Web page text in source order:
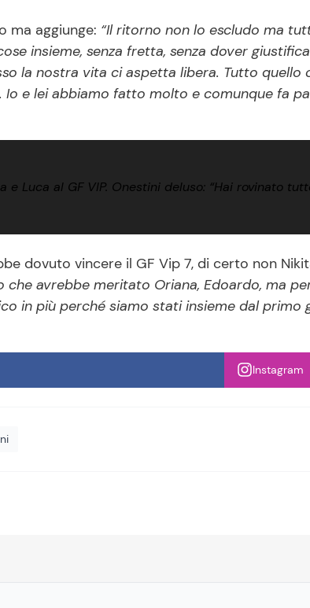
ma aggiunge: “Il ritorno non lo escludo ma
insieme, senza fretta, senza dover
la nostra vita ci aspetta libera. Tutto quello
Io e lei abbiamo fatto molto e comunque fa
e Luca al GF VIP. Onestini deluso: “Hai rovinato
dovuto vincere il GF Vip 7, di certo non
che avrebbe meritato Oriana, Edoardo, ma
in più perché siamo stati insieme dal primo
Instagram